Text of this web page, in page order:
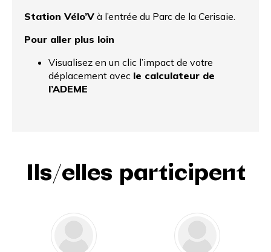
Station Vélo’V à l’entrée du Parc de la Cerisaie.
Pour aller plus loin
Visualisez en un clic l’impact de votre
déplacement avec le calculateur de
l’ADEME
Ils/elles participent